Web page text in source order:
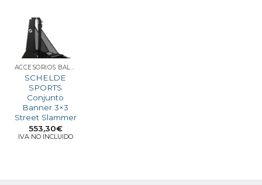
ACCESORIOS BALONCESTO 3X3
SCHELDE
SPORTS
Conjunto
Banner 3×3
Street Slammer
553,30€
IVA NO INCLUIDO